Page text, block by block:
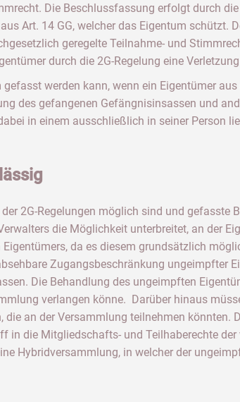
Die Beschlussfassung erfolgt durch
Art. 14 GG, welcher das Eigentum schützt.
geregelte Teilnahme- und
durch die 2G-Regelung eine
werden kann, wenn ein Eigentümer
des gefangenen Gefängnisinsassen und
in einem ausschließlich in seiner Person
2G-Regelungen möglich sind und gefasste
die Möglichkeit unterbreitet, an der
da es diesem grundsätzlich
Zugangsbeschränkung ungeimpfter
Die Behandlung des ungeimpften
verlangen könne. Darüber hinaus
an der Versammlung teilnehmen könnten.
in die Mitgliedschafts- und Teilhaberechte
Hybridversammlung, in welcher der